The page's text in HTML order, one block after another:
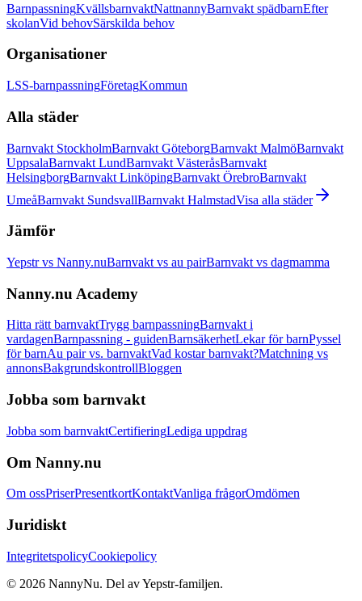
BarnpassningKvällsbarnvaktNattnannyBarnvakt spädbarnEfter
skolanVid behovSärskilda behov
Organisationer
LSS-barnpassningFöretagKommun
Alla städer
Barnvakt StockholmBarnvakt GöteborgBarnvakt MalmöBarnvakt
UppsalaBarnvakt LundBarnvakt VästeråsBarnvakt
HelsingborgBarnvakt LinköpingBarnvakt ÖrebroBarnvakt
UmeåBarnvakt SundsvallBarnvakt HalmstadVisa alla städer
Jämför
Yepstr vs Nanny.nuBarnvakt vs au pairBarnvakt vs dagmamma
Nanny.nu Academy
Hitta rätt barnvaktTrygg barnpassningBarnvakt i
vardagenBarnpassning - guidenBarnsäkerhetLekar för barnPyssel
för barnAu pair vs. barnvaktVad kostar barnvakt?Matchning vs
annonsBakgrundskontrollBloggen
Jobba som barnvakt
Jobba som barnvaktCertifieringLediga uppdrag
Om Nanny.nu
Om ossPriserPresentkortKontaktVanliga frågorOmdömen
Juridiskt
IntegritetspolicyCookiepolicy
© 2026 NannyNu. Del av Yepstr-familjen.